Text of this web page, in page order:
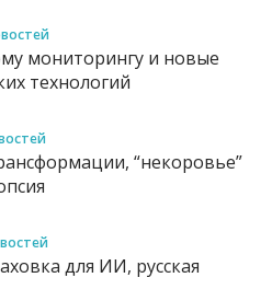
мониторингу и новые
технологий
“некоровье”
для ИИ, русская